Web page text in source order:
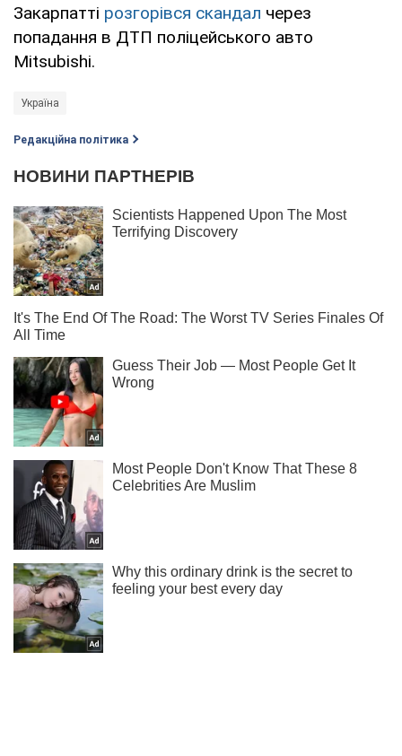
Закарпатті розгорівся скандал через
попадання в ДТП поліцейського авто
Mitsubishi.
Україна
Редакційна політика